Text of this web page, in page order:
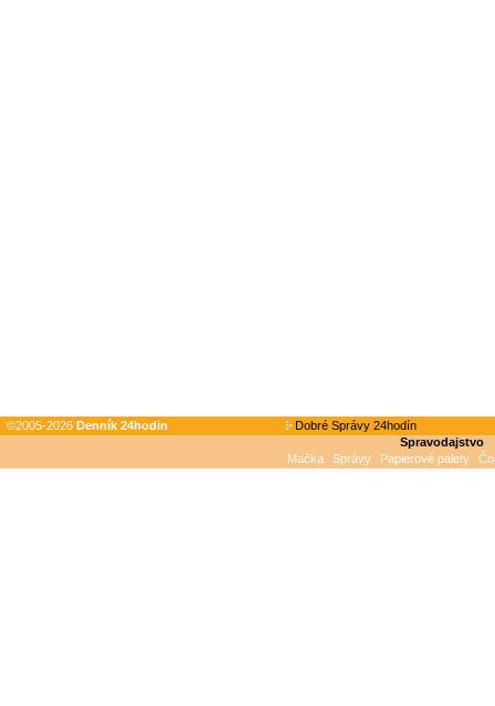
©2005-2026 Denník 24hodin
Dobré Správy 24hodín
Spravodajstvo
Mačka
Správy Papierové palety